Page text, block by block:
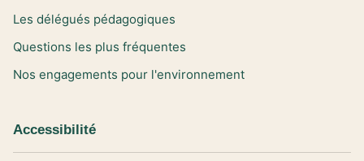
Les délégués pédagogiques
Questions les plus fréquentes
Nos engagements pour l'environnement
Accessibilité